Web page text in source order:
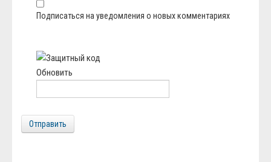
Подписаться на уведомления о новых комментариях
Обновить
Отправить